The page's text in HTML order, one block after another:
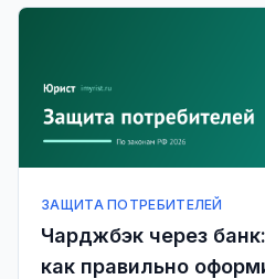
ЗАЩИТА ПОТРЕБИТЕЛЕЙ
Чарджбэк через
как правильно